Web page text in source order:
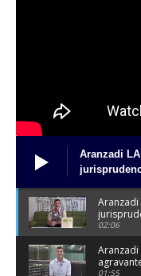
Aranzadi
Aranzadi
"caso
02:06
Aranzadi
01:55